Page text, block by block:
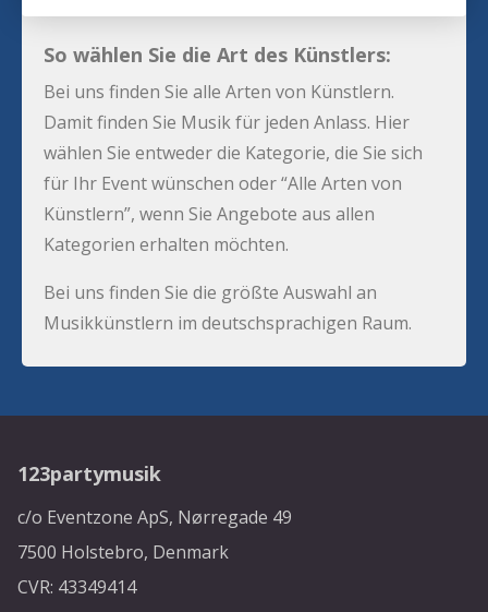
So wählen Sie die Art des Künstlers:
Bei uns finden Sie alle Arten von Künstlern.
Damit finden Sie Musik für jeden Anlass. Hier
wählen Sie entweder die Kategorie, die Sie sich
für Ihr Event wünschen oder “Alle Arten von
Künstlern”, wenn Sie Angebote aus allen
Kategorien erhalten möchten.
Bei uns finden Sie die größte Auswahl an
Musikkünstlern im deutschsprachigen Raum.
123partymusik
c/o Eventzone ApS, Nørregade 49
7500 Holstebro, Denmark
CVR: 43349414